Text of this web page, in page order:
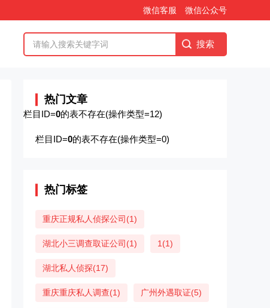
微信客服 微信公众号
热门文章
栏目ID=0的表不存在(操作类型=12)
栏目ID=0的表不存在(操作类型=0)
热门标签
重庆正规私人侦探公司(1)
湖北小三调查取证公司(1) 1(1)
湖北私人侦探(17)
重庆重庆私人调查(1) 广州外遇取证(5)